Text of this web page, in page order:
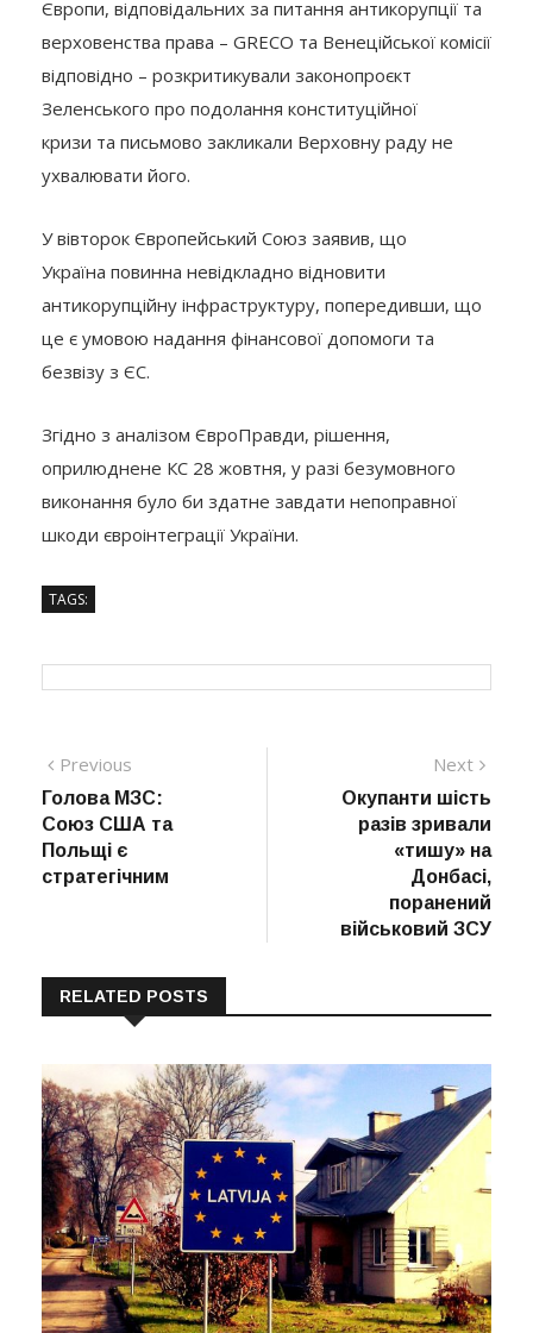
Європи, відповідальних за питання антикорупції та
верховенства права – GRECO та Венеційської комісії
відповідно – розкритикували законопроєкт
Зеленського про подолання конституційної
кризи та письмово закликали Верховну раду не
ухвалювати його.
У вівторок Європейський Союз заявив, що
Україна повинна невідкладно відновити
антикорупційну інфраструктуру, попередивши, що
це є умовою надання фінансової допомоги та
безвізу з ЄС.
Згідно з аналізом ЄвроПравди, рішення,
оприлюднене КС 28 жовтня, у разі безумовного
виконання було би здатне завдати непоправної
шкоди євроінтеграції України.
TAGS:
Навігація
записів
Previous
post:
Голова МЗС:
Союз США та
Польщі є
стратегічним
Next
Окупанти шість
разів зривали
«тишу» на
Донбасі,
поранений
військовий ЗСУ
RELATED POSTS